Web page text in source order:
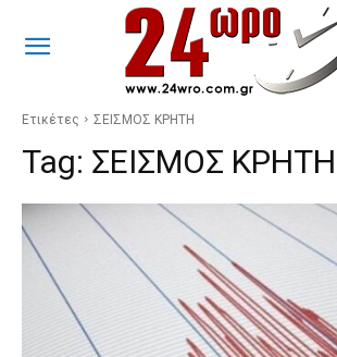
Ετικέτες ΣΕΙΣΜΟΣ ΚΡΗΤΗ
Tag: ΣΕΙΣΜΟΣ ΚΡΗΤΗ